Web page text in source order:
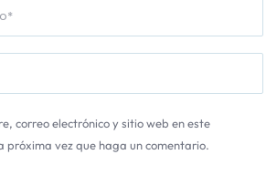
correo electrónico y sitio web en este
próxima vez que haga un comentario.